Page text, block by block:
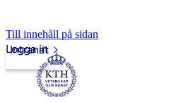
Till innehåll på sidan
Intranät
Logga in